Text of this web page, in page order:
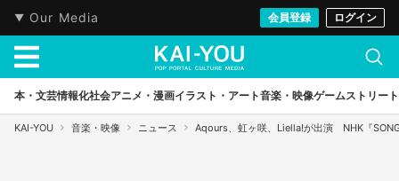
Our Media 会員登録 ログイン
本・文芸情報化社会アニメ・漫画イラスト・アート音楽・映像ゲームストリート
KAI-YOU 音楽・映像 ニュース Aqours、虹ヶ咲、Liella!が出演 NHK『